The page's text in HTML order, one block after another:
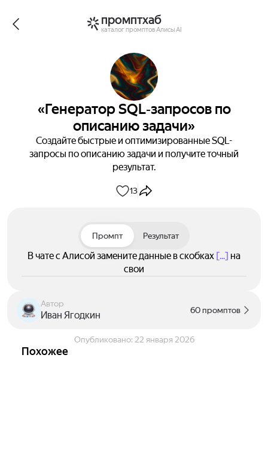
промптхаб
каталог промптов Алисы AI
«Генератор SQL‑запросов по
описанию задачи»
Создайте быстрые и оптимизированные SQL-
запросы по описанию задачи и получите точный
результат.
13
Промпт Результат
В чате с Алисой замените данные в скобках [...] на
свои
Автор
Иван Ягодкин 60 промптов
Опубликовано: 22 января 2026
Похожее